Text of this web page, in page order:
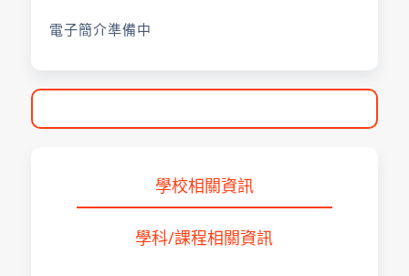
電子簡介準備中
學校相關資訊
學科/課程相關資訊